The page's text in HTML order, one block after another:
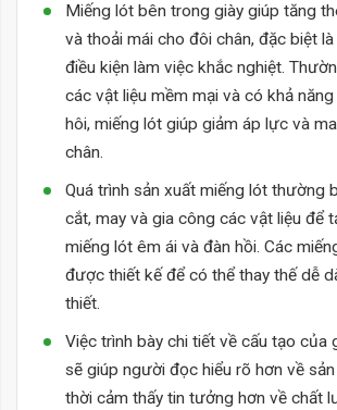
Miếng lót bên trong giày giúp tăng
và thoải mái cho đôi chân, đặc biệt
điều kiện làm việc khắc nghiệt.
các vật liệu mềm mại và có khả
hôi, miếng lót giúp giảm áp lực và
chân.
Quá trình sản xuất miếng lót thường
cắt, may và gia công các vật liệu để
miếng lót êm ái và đàn hồi. Các
được thiết kế để có thể thay thế dễ
thiết.
Việc trình bày chi tiết về cấu tạo của
sẽ giúp người đọc hiểu rõ hơn về
thời cảm thấy tin tưởng hơn về chất